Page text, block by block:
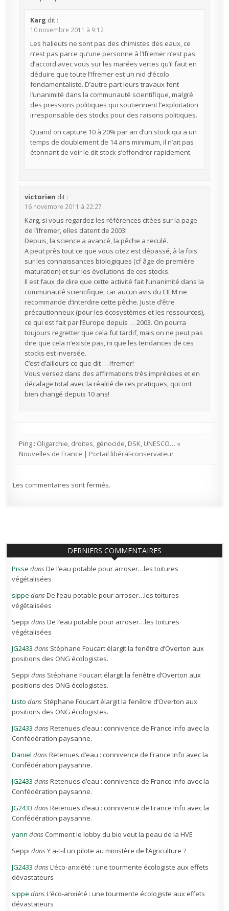
Karg dit :
10 novembre 2011 à 9:12
Les halieuts ne sont pas des chimistes des eaux, ce
n’est pas parce qu’une personne à l’Ifremer n’est pas
d’accord avec vous sur les marées vertes qu’il faut en
déduire que toute l’Ifremer est un nid d’écolo
fondamentaliste. D’autre part leurs travaux font
l’unanimité dans la communauté scientifique, malgré
des pressions politiques qui soutiennent l’exploitation
irresponsable des stocks pour des raisons politiques.
Quand on capture 10 à 20% par an d’un stock qui a un
temps de doublement de 14 ans minimum, il n’ait pas
étonnant de voir le dit stock s’effondrer rapidement.
victorien dit :
16 novembre 2011 à 22:27
Karg, si vous regardez les références citées sur la page
de l’ifremer, elles datent de 2003!
Depuis, la science a avancé, la pêche a reculé.
A peut près tout ce que vous citez est dépassé, à la fois
sur les connaissances biologiques (cf âge de première
maturation) et sur les évolutions de ces stocks.
Il est faux de dire que cette activité fait l’unanimité dans la
communauté scientifique, car aucun avis du CIEM ne
recommande d’interdire cette pêche. Juste d’être
précautionneux (pour les écosystèmes et les ressources),
ce qui est fait par l’Europe depuis … 2003. On pourra
toujours regretter que cela fut tardif, mais on ne peut pas
dire que cela n’existe pas, ni que les tendances de ces
stocks est inversée.
C’est d’ailleurs ce que dit … Ifremer!
Vous versez dans des affirmations très imprécises et en
décalage total avec la réalité de ces pratiques, qui ont
bien changé depuis 10 ans!
Ping : Oligarchie, droites, génocide, DSK, UNESCO… «
Nouvelles de France | Portail libéral-conservateur
Les commentaires sont fermés.
DERNIERS COMMENTAIRES
Pisse dansDe l’eau potable pour arroser…les toitures
végétalisées
sippe dansDe l’eau potable pour arroser…les toitures
végétalisées
Seppi dansDe l’eau potable pour arroser…les toitures
végétalisées
JG2433 dans Stéphane Foucart élargit la fenêtre d’Overton aux
positions des ONG écologistes.
Seppi dans Stéphane Foucart élargit la fenêtre d’Overton aux
positions des ONG écologistes.
Listo dans Stéphane Foucart élargit la fenêtre d’Overton aux
positions des ONG écologistes.
JG2433 dansRetenues d’eau : connivence de France Info avec la
Confédération paysanne.
Daniel dansRetenues d’eau : connivence de France Info avec la
Confédération paysanne.
JG2433 dansRetenues d’eau : connivence de France Info avec la
Confédération paysanne.
JG2433 dansRetenues d’eau : connivence de France Info avec la
Confédération paysanne.
yann dans Comment le lobby du bio veut la peau de la HVE
Seppi dansY a-t-il un pilote au ministère de l’Agriculture ?
JG2433 dansL’éco-anxiété : une tourmente écologiste aux effets
dévastateurs
sippe dansL’éco-anxiété : une tourmente écologiste aux effets
dévastateurs